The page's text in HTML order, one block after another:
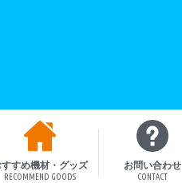
すすめ機材・グッズ
RECOMMEND GOODS
お問い合わせ
CONTACT